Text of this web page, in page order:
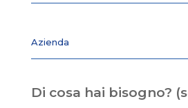
Di cosa hai bisogno?